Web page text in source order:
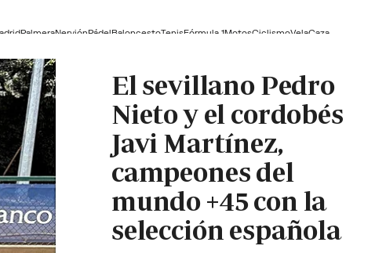
PalmeraNerviónPádelBaloncestoTenisFórmula 1MotosCiclismoVelaCaza
El sevillano Pedro
Nieto y el cordobés
Javi Martínez,
campeones del
mundo +45 con la
selección española